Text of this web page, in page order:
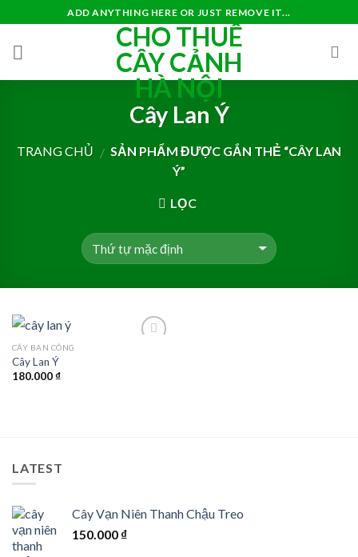
content
ADD ANYTHING HERE OR JUST REMOVE IT...
CHO THUÊ
CÂY CẢNH
HÀ NỘI
Cây Lan Ý
TRANG CHỦ / SẢN PHẨM ĐƯỢC GẮN THẺ “CÂY LAN
Ý”
LỌC
CÂY BAN CÔNG
Cây Lan Ý
180.000₫
LATEST
Cây Vạn Niên Thanh Chậu Treo
150.000 ₫